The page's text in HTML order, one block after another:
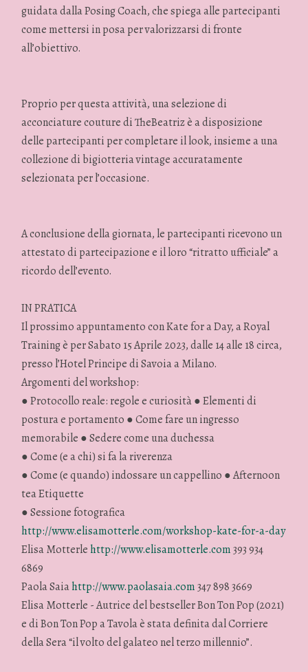
guidata dalla Posing Coach, che spiega alle partecipanti
come mettersi in posa per valorizzarsi di fronte
all’obiettivo.
Proprio per questa attività, una selezione di
acconciature couture di TheBeatriz è a disposizione
delle partecipanti per completare il look, insieme a una
collezione di bigiotteria vintage accuratamente
selezionata per l’occasione.
A conclusione della giornata, le partecipanti ricevono un
attestato di partecipazione e il loro “ritratto ufficiale” a
ricordo dell’evento.
IN PRATICA
Il prossimo appuntamento con Kate for a Day, a Royal
Training è per Sabato 15 Aprile 2023, dalle 14 alle 18 circa,
presso l’Hotel Principe di Savoia a Milano.
Argomenti del workshop:
● Protocollo reale: regole e curiosità ● Elementi di
postura e portamento ● Come fare un ingresso
memorabile ● Sedere come una duchessa
● Come (e a chi) si fa la riverenza
● Come (e quando) indossare un cappellino ● Afternoon
tea Etiquette
● Sessione fotografica
http://www.elisamotterle.com/workshop-kate-for-a-day
Elisa Motterle http://www.elisamotterle.com393 934
6869
Paola Saiahttp://www.paolasaia.com347 898 3669
Elisa Motterle - Autrice del bestseller Bon Ton Pop (2021)
e di Bon Ton Pop a Tavola è stata definita dal Corriere
della Sera “il volto del galateo nel terzo millennio”.